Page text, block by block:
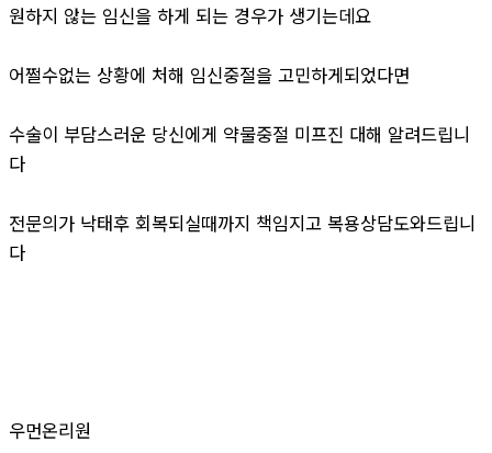
원하지 않는 임신을 하게 되는 경우가 생기는데요
어쩔수없는 상황에 처해 임신중절을 고민하게되었다면
수술이 부담스러운 당신에게 약물중절 미프진 대해 알려드립니
다
전문의가 낙태후 회복되실때까지 책임지고 복용상담도와드립니
다
우먼온리원